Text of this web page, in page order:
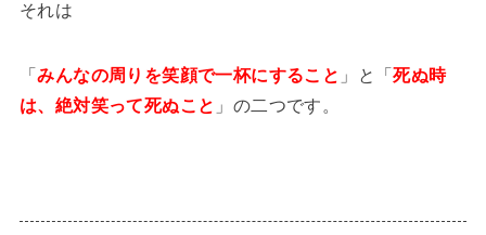
それは
「みんなの周りを笑顔で一杯にすること 」と「死ぬ時
は、絶対笑って死ぬこと 」の二つです。